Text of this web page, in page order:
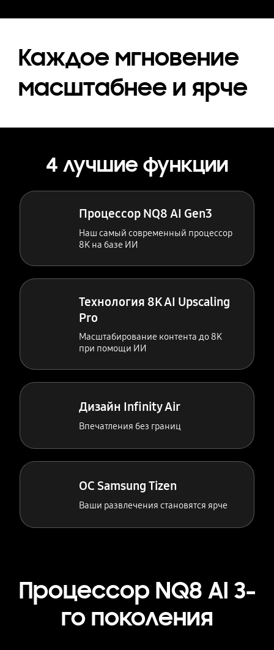
Каждое мгновение
масштабнее и ярче
4 лучшие функции
Процессор NQ8 AI Gen3
Наш самый современный процессор
8K на базе ИИ
Технология 8K AI Upscaling
Pro
Масштабирование контента до 8K
при помощи ИИ
Дизайн Infinity Air
Впечатления без границ
ОС Samsung Tizen
Ваши развлечения становятся ярче
Процессор NQ8 AI 3-
го поколения